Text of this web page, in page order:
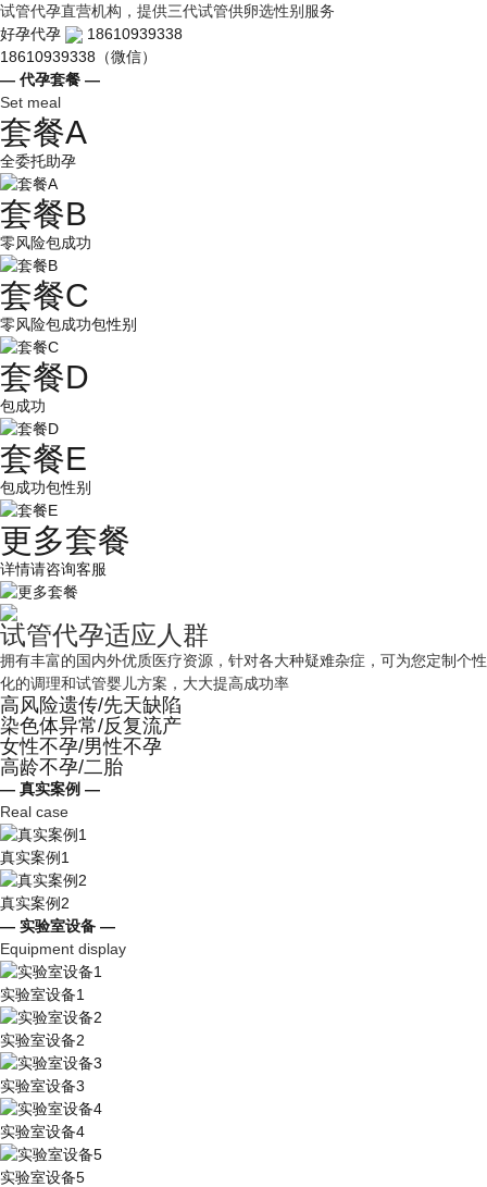
试管代孕直营机构，提供三代试管供卵选性别服务
好孕代孕
18610939338
18610939338（微信）
— 代孕套餐 —
Set meal
套餐A
全委托助孕
套餐B
零风险包成功
套餐C
零风险包成功包性别
套餐D
包成功
套餐E
包成功包性别
更多套餐
详情请咨询客服
试管代孕适应人群
拥有丰富的国内外优质医疗资源，针对各大种疑难杂症，可为您定制个性
化的调理和试管婴儿方案，大大提高成功率
高风险遗传/先天缺陷
染色体异常/反复流产
女性不孕/男性不孕
高龄不孕/二胎
— 真实案例 —
Real case
真实案例1
真实案例2
— 实验室设备 —
Equipment display
实验室设备1
实验室设备2
实验室设备3
实验室设备4
实验室设备5